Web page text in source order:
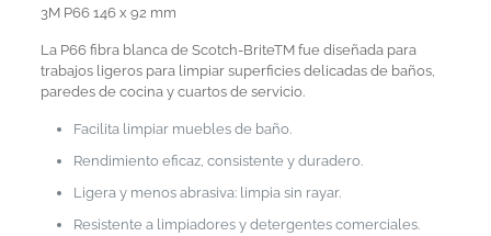
3M P66 146 x 92 mm
La P66 fibra blanca de Scotch-BriteTM fue diseñada para
trabajos ligeros para limpiar superficies delicadas de baños,
paredes de cocina y cuartos de servicio.
Facilita limpiar muebles de baño.
Rendimiento eficaz, consistente y duradero.
Ligera y menos abrasiva: limpia sin rayar.
Resistente a limpiadores y detergentes comerciales.